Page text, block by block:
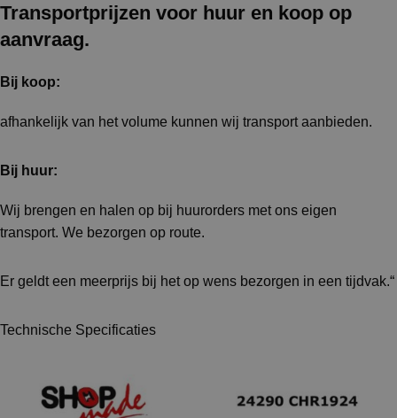
Transportprijzen voor huur en koop op
aanvraag.
Bij koop:
afhankelijk van het volume kunnen wij transport aanbieden.
Bij huur:
Wij brengen en halen op bij huurorders met ons eigen
transport. We bezorgen op route.
Er geldt een meerprijs bij het op wens bezorgen in een tijdvak.“
Technische Specificaties